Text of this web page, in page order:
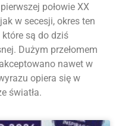
połowie XX
w secesji, okres ten
które są do dziś
Dużym przełomem
nawet w
opiera się w
światła.